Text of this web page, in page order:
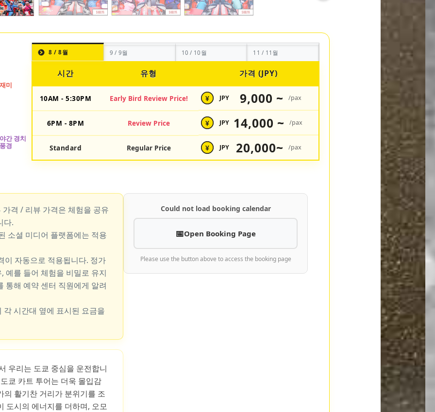
8 / 8월 9 / 9월 10 / 10월 11 / 11월
시간 유형 가격 (JPY)
10AM - 5:30PM Early Bird Review Price! ¥ JPY 9,000 ~ /pax
6PM - 8PM Review Price ¥ JPY 14,000 ~ /pax
Standard Regular Price ¥ JPY 20,000~ /pax
격 / 리뷰 가격은 체험을 공유
다.
소셜 미디어 플랫폼에는 적용
자동으로 적용됩니다. 정가
예를 들어 체험을 비밀로 유지
통해 예약 센터 직원에게 알려
시간대 옆에 표시된 요금을
우리는 도쿄 중심을 운전합니
쿄 카트 투어는 더욱 몰입감
의 활기찬 거리가 분위기를 조
도시의 에너지를 더하며, 오모
Could not load booking calendar
Open Booking Page
Please use the button above to access the booking page